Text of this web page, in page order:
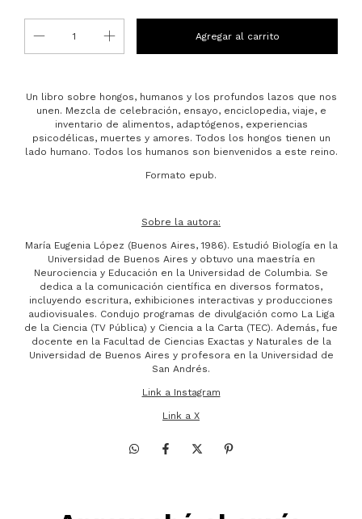
Un libro sobre hongos, humanos y los profundos lazos que nos
unen. Mezcla de celebración, ensayo, enciclopedia, viaje, e
inventario de alimentos, adaptógenos, experiencias
psicodélicas, muertes y amores. Todos los hongos tienen un
lado humano. Todos los humanos son bienvenidos a este reino.
Formato epub.
Sobre la autora:
María Eugenia López (Buenos Aires, 1986). Estudió Biología en la
Universidad de Buenos Aires y obtuvo una maestría en
Neurociencia y Educación en la Universidad de Columbia. Se
dedica a la comunicación científica en diversos formatos,
incluyendo escritura, exhibiciones interactivas y producciones
audiovisuales. Condujo programas de divulgación como La Liga
de la Ciencia (TV Pública) y Ciencia a la Carta (TEC). Además, fue
docente en la Facultad de Ciencias Exactas y Naturales de la
Universidad de Buenos Aires y profesora en la Universidad de
San Andrés.
Link a Instagram
Link a X